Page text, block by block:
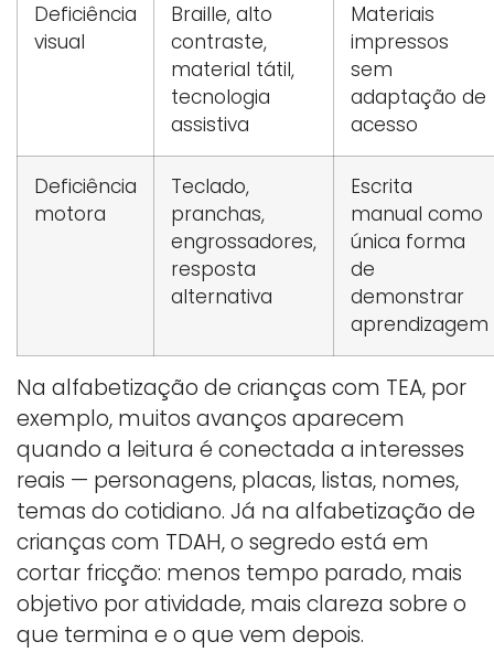
Deficiência
visual
Braille, alto
contraste,
material tátil,
tecnologia
assistiva
Materiais
impressos
sem
adaptação de
acesso
Deficiência
motora
Teclado,
pranchas,
engrossadores,
resposta
alternativa
Escrita
manual como
única forma
de
demonstrar
aprendizagem
Na alfabetização de crianças com TEA, por
exemplo, muitos avanços aparecem
quando a leitura é conectada a interesses
reais — personagens, placas, listas, nomes,
temas do cotidiano. Já na alfabetização de
crianças com TDAH, o segredo está em
cortar fricção: menos tempo parado, mais
objetivo por atividade, mais clareza sobre o
que termina e o que vem depois.